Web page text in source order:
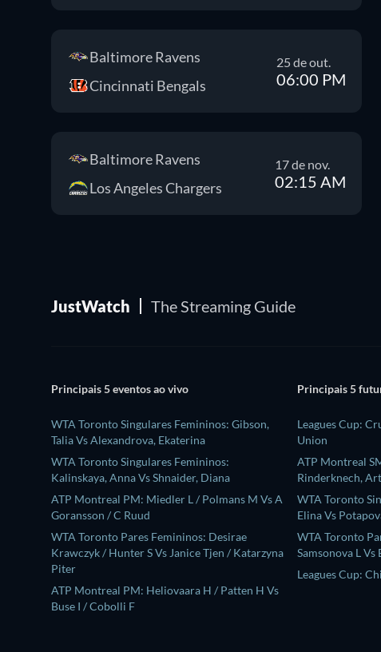
Baltimore Ravens
Cincinnati Bengals
25 de out.
06:00 PM
Baltimore Ravens
Los Angeles Chargers
17 de nov.
02:15 AM
JustWatch The Streaming Guide
Principais 5 eventos ao vivo
WTA Toronto Singulares Femininos: Gibson,
Talia Vs Alexandrova, Ekaterina
WTA Toronto Singulares Femininos:
Kalinskaya, Anna Vs Shnaider, Diana
ATP Montreal PM: Miedler L / Polmans M Vs A
Goransson / C Ruud
WTA Toronto Pares Femininos: Desirae
Krawczyk / Hunter S Vs Janice Tjen / Katarzyna
Piter
ATP Montreal PM: Heliovaara H / Patten H Vs
Buse I / Cobolli F
Principais 5
Leagues Cup:
Union
ATP Montreal
Rinderknech,
WTA Toronto
Elina Vs
WTA Toronto
Samsonova L
Leagues Cup: